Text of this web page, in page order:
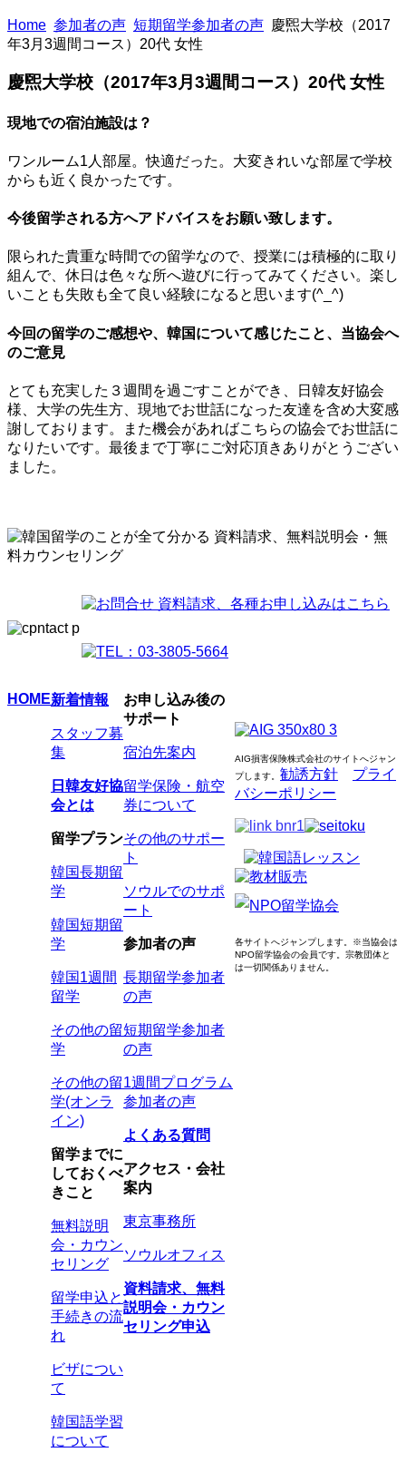
Home 参加者の声 短期留学参加者の声 慶煕大学校（2017
年3月3週間コース）20代 女性
慶煕大学校（2017年3月3週間コース）20代 女性
現地での宿泊施設は？
ワンルーム1人部屋。快適だった。大変きれいな部屋で学校
からも近く良かったです。
今後留学される方へアドバイスをお願い致します。
限られた貴重な時間での留学なので、授業には積極的に取り
組んで、休日は色々な所へ遊びに行ってみてください。楽し
いことも失敗も全て良い経験になると思います(^_^)
今回の留学のご感想や、韓国について感じたこと、当協会へ
のご意見
とても充実した３週間を過ごすことができ、日韓友好協会
様、大学の先生方、現地でお世話になった友達を含め大変感
謝しております。また機会があればこちらの協会でお世話に
なりたいです。最後まで丁寧にご対応頂きありがとうござい
ました。
HOME新着情報
スタッフ募
集
日韓友好協
会とは
留学プラン
韓国長期留
学
韓国短期留
学
韓国1週間
留学
その他の留
学
その他の留
学(オンラ
イン)
留学までに
しておくべ
きこと
無料説明
会・カウン
セリング
留学申込と
手続きの流
れ
ビザについ
て
韓国語学習
について
お申し込み後の
サポート
宿泊先案内
留学保険・航空
券について
その他のサポー
ト
ソウルでのサポ
ート
参加者の声
長期留学参加者
の声
短期留学参加者
の声
1週間プログラム
参加者の声
よくある質問
アクセス・会社
案内
東京事務所
ソウルオフィス
資料請求、無料
説明会・カウン
セリング申込
AIG損害保険株式会社のサイトへジャン
プします
勧誘方針
プライ
バシーポリシー
各サイトへジャンプします。 ※当協会は
NPO留学協会の会員です。 宗教団体と
は一切関係ありません。